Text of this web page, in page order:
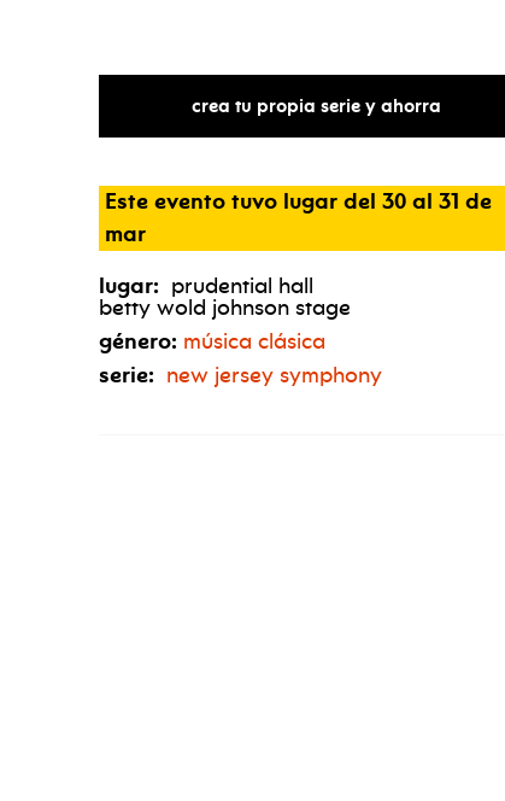
crea tu propia serie y ahorra
Este evento tuvo lugar del 30 al 31 de
mar
lugar: prudential hall
betty wold johnson stage
género: música clásica
serie: new jersey symphony